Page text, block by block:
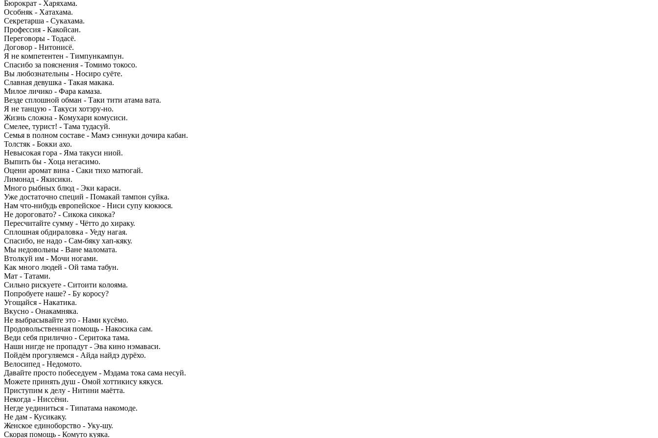
Бюрократ - Харяхама.
Особняк - Хатахама.
Секретарша - Сукахама.
Профессия - Какойсан.
Переговоры - Тодасё.
Договор - Нитонисё.
Я не компетентен - Тимпункампун.
Спасибо за пояснения - Томимо токосо.
Вы любознательны - Носиро суёте.
Славная девушка - Такая макака.
Милое личико - Фара камаза.
Везде сплошной обман - Таки тити атама вата.
Я не танцую - Такуси хотэру-но.
Жизнь сложна - Комухари комусиси.
Смелее, турист! - Тама тудасуй.
Семья в полном составе - Мамэ сэннуки дочира кабан.
Толстяк - Бокки ахо.
Невысокая гора - Яма такуси ниой.
Выпить бы - Хоца негасимо.
Оцени аромат вина - Саки тихо матюгай.
Лимонад - Якисики.
Много рыбных блюд - Эки караси.
Уже достаточно специй - Помакай тампон суйка.
Нам что-нибудь европейское - Ниси супу кюкюся.
Не дороговато? - Сикока сикока?
Пересчитайте сумму - Чётто до хираку.
Сплошная обдираловка - Уеду нагая.
Спасибо, не надо - Сам-бяку хап-кяку.
Мы недовольны - Ване маломата.
Втолкуй им - Мочи ногами.
Как много людей - Ой тама табун.
Мат - Татами.
Сильно рискуете - Ситоити колояма.
Попробуете наше? - Бу коросу?
Угощайся - Накатика.
Вкусно - Онакамняка.
Не выбрасывайте это - Нами кусёмо.
Продовольственная помощь - Накосика сам.
Веди себя прилично - Серитока тама.
Наши нигде не пропадут - Эва кино нэмаваси.
Пойдём прогуляемся - Айда найдэ дурёхо.
Велосипед - Недомото.
Давайте просто побеседуем - Мэдама тока сама несуй.
Можете принять душ - Омой хоттикису кякуся.
Приступим к делу - Нитини маётта.
Некогда - Ниссёни.
Негде уединиться - Типатама накомоде.
Не дам - Кусикаку.
Женское единоборство - Уку-шу.
Скорая помощь - Комуто куяка.